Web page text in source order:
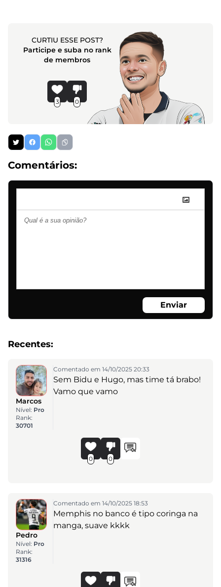
CURTIU ESSE POST?
Participe e suba no rank
de membros
3 0
Comentários:
Enviar
Recentes:
Marcos
Nível: Pro
Rank:
30701
Comentado em 14/10/2025 20:33
Sem Bidu e Hugo, mas time tá brabo!
Vamo que vamo
0 0
Pedro
Nível: Pro
Rank:
31316
Comentado em 14/10/2025 18:53
Memphis no banco é tipo coringa na
manga, suave kkkk